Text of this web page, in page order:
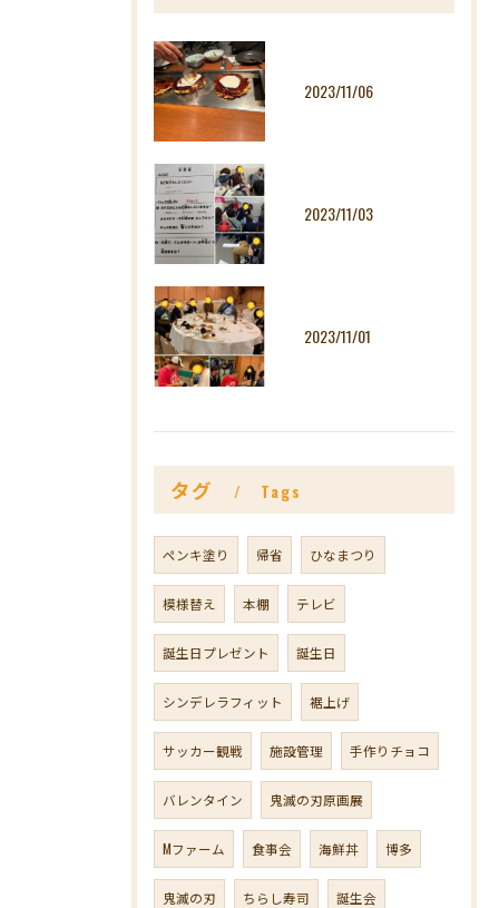
2023/11/06
2023/11/03
2023/11/01
タグ Tags
ペンキ塗り 帰省 ひなまつり
模様替え 本棚 テレビ
誕生日プレゼント 誕生日
シンデレラフィット 裾上げ
サッカー観戦 施設管理 手作りチョコ
バレンタイン 鬼滅の刃原画展
Mファーム 食事会 海鮮丼 博多
鬼滅の刃 ちらし寿司 誕生会